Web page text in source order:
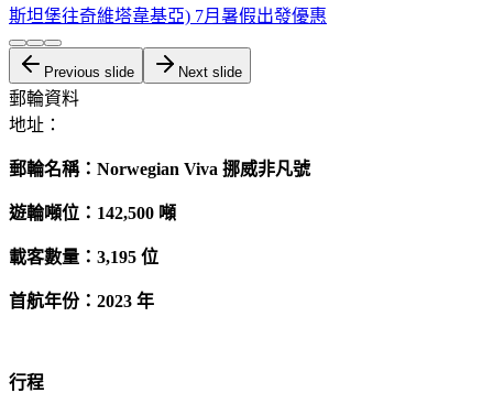
斯坦堡往奇維塔韋基亞) 7月暑假出發優惠
Previous slide Next slide
郵輪資料
地址：
郵輪名稱：Norwegian Viva 挪威非凡號
遊輪噸位：142,500 噸
載客數量：3,195 位
首航年份：2023 年
行程